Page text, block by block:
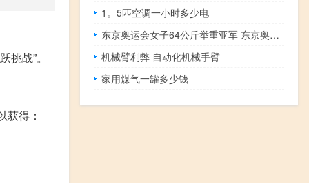
战”。
得：
1。5匹空调一小时多少电
东京奥运会女子64公斤举重亚军 东京奥运会女子举重冠军
机械臂利弊 自动化机械手臂
家用煤气一罐多少钱